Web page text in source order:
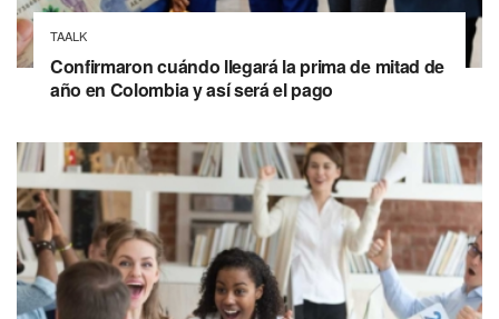
TAALK
Confirmaron cuándo llegará la prima de mitad de
año en Colombia y así será el pago